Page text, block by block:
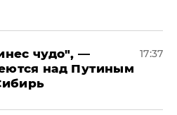
чудо", —
над Путиным
17:37